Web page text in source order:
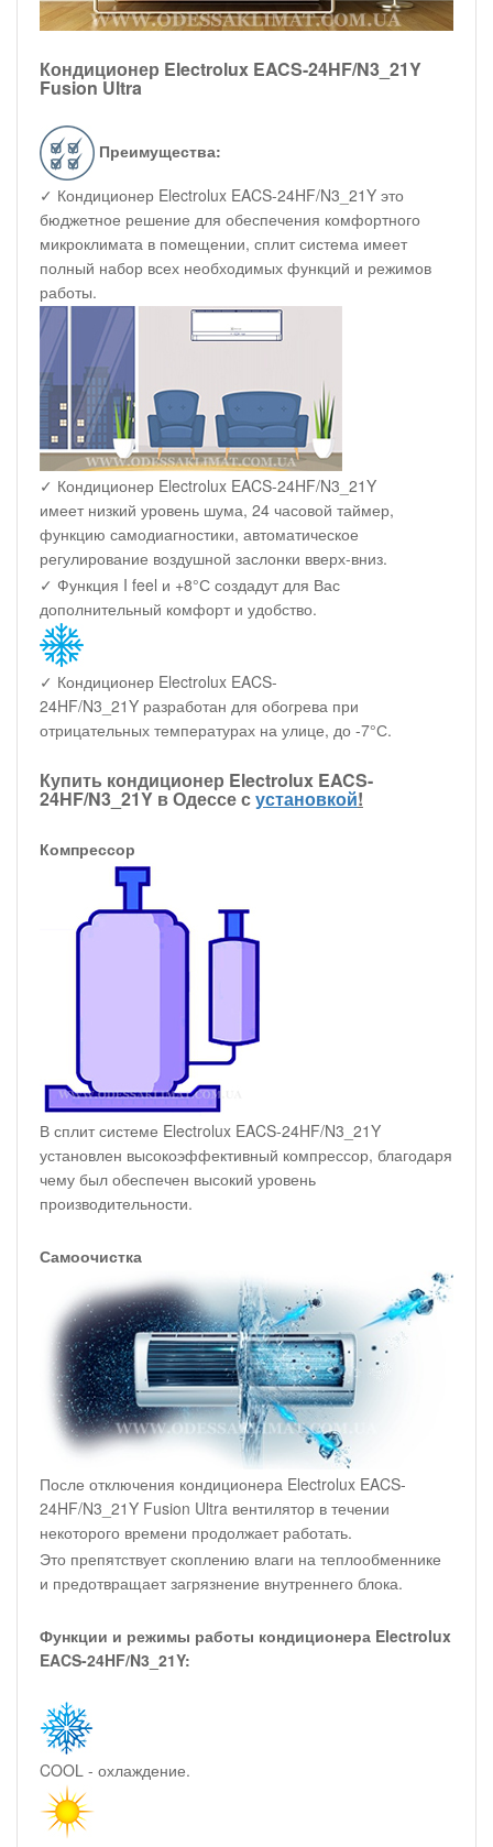
Кондиционер Electrolux EACS-24HF/N3_21Y
Fusion Ultra
Преимущества:
✓ Кондиционер Electrolux EACS-24HF/N3_21Y это
бюджетное решение для обеспечения комфортного
микроклимата в помещении, сплит система имеет
полный набор всех необходимых функций и режимов
работы.
✓ Кондиционер Electrolux EACS-24HF/N3_21Y
имеет низкий уровень шума, 24 часовой таймер,
функцию самодиагностики, автоматическое
регулирование воздушной заслонки вверх-вниз.
✓ Функция I feel и +8°С создадут для Вас
дополнительный комфорт и удобство.
✓ Кондиционер Electrolux EACS-
24HF/N3_21Y разработан для обогрева при
отрицательных температурах на улице, до -7°С.
Купить кондиционер Electrolux EACS-
24HF/N3_21Y в Одессе сустановкой!
Компрессор
В сплит системе Electrolux EACS-24HF/N3_21Y
установлен высокоэффективный компрессор, благодаря
чему был обеспечен высокий уровень
производительности.
Самоочистка
После отключения кондиционера Electrolux EACS-
24HF/N3_21Y Fusion Ultra вентилятор в течении
некоторого времени продолжает работать.
Это препятствует скоплению влаги на теплообменнике
и предотвращает загрязнение внутреннего блока.
Функции и режимы работы кондиционера Electrolux
EACS-24HF/N3_21Y:
COOL - охлаждение.